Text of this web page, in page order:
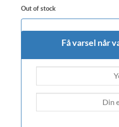
Out of stock
Få varsel når